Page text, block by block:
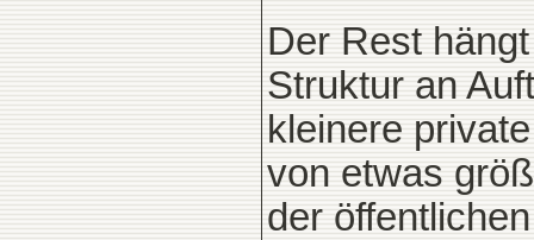
Der Rest
Struktur an
kleinere
von etwas
der